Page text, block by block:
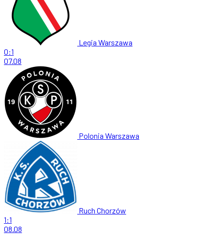
Legia Warszawa
0:1
07.08
Polonia Warszawa
Ruch Chorzów
1:1
08.08